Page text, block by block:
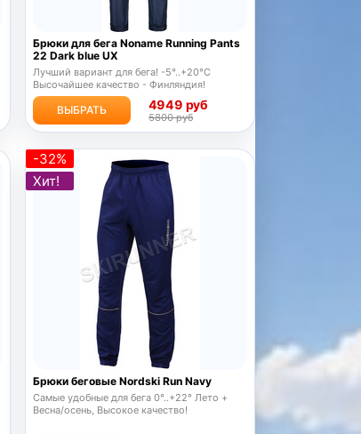
Брюки для бега Noname Running Pants
22 Dark blue UX
Лучший вариант для бега! -5°..+20°C
Высочайшее качество - Финляндия!
ВЫБРАТЬ 4949 руб
5800 руб
-32%
Хит!
Брюки беговые Nordski Run Navy
Самые удобные для бега 0°..+22° Лето +
Весна/осень, Высокое качество!